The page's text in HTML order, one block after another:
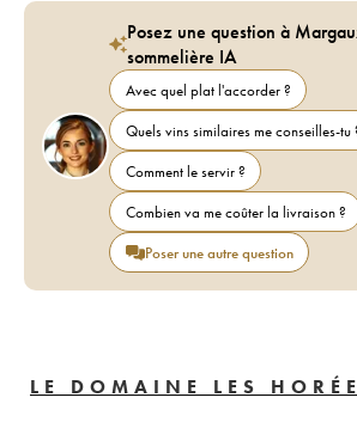
Posez une question à
sommelière IA
Avec quel plat l'accorder ?
Quels vins similaires me conseilles-tu
Comment le servir ?
Combien va me coûter la livraison ?
Poser une autre question
LE DOMAINE LES